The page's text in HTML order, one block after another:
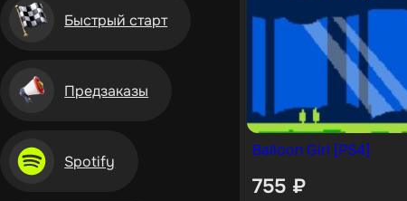
Быстрый старт
Предзаказы
Spotify
Balloon Girl [PS4]
755 ₽